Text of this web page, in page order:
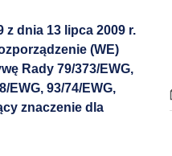
z dnia 13 lipca 2009 r.
(WE)
Rady 79/373/EWG,
EWG, 93/74/EWG,
znaczenie dla